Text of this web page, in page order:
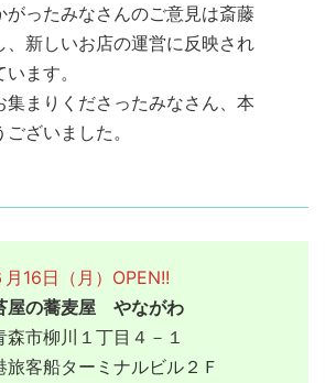
ったみなさんのご意見は斎藤
、新しいお店の運営に反映され
ます。
まりくださったみなさん、本
ざいました。
16日（月）OPEN!!
屋の蕎麦屋 やながわ
市柳川１丁目４－１
客船ターミナルビル２Ｆ